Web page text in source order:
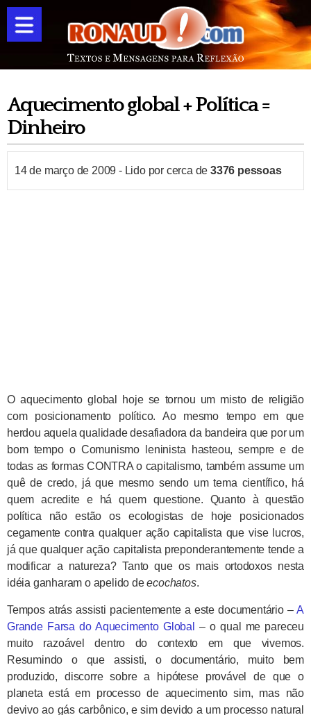
Aquecimento global + Política =
Dinheiro
14 de março de 2009 - Lido por cerca de3376 pessoas
O aquecimento global hoje se tornou um misto de religião
com posicionamento político. Ao mesmo tempo em que
herdou aquela qualidade desafiadora da bandeira que por um
bom tempo o Comunismo leninista hasteou, sempre e de
todas as formas CONTRA o capitalismo, também assume um
quê de credo, já que mesmo sendo um tema científico, há
quem acredite e há quem questione. Quanto à questão
política não estão os ecologistas de hoje posicionados
cegamente contra qualquer ação capitalista que vise lucros,
já que qualquer ação capitalista preponderantemente tende a
modificar a natureza? Tanto que os mais ortodoxos nesta
idéia ganharam o apelido deecochatos.
Tempos atrás assisti pacientemente a este documentário –A
Grande Farsa do Aquecimento Global
– o qual me pareceu
muito razoável dentro do contexto em que vivemos.
Resumindo o que assisti, o documentário, muito bem
produzido, discorre sobre a hipótese provável de que o
planeta está em processo de aquecimento sim, mas não
devivo ao gás carbônico, e sim devido a um processo natural